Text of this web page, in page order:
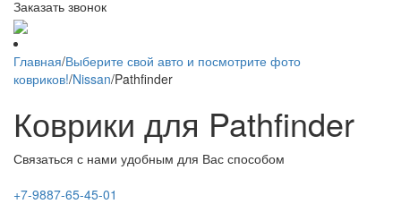
Заказать звонок
Главная/Выберите свой авто и посмотрите фото
ковриков!/Nissan/Pathfinder
Коврики для Pathfinder
Связаться с нами удобным для Вас способом
+7-9887-65-45-01